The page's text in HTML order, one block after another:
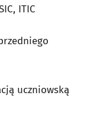
ITIC
uczniowską